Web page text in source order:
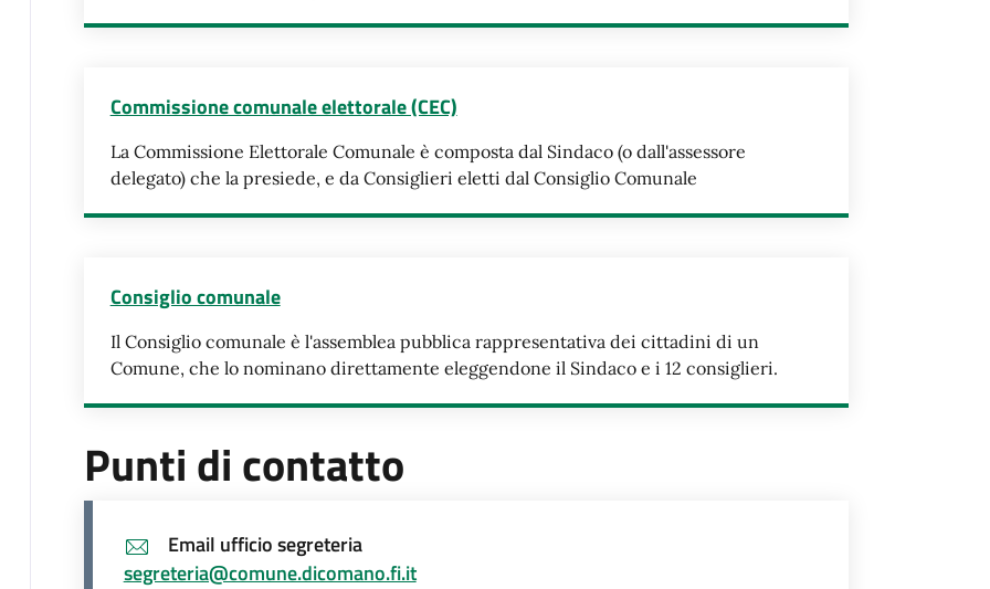
Commissione comunale elettorale (CEC)
La Commissione Elettorale Comunale è composta dal Sindaco (o dall'assessore
delegato) che la presiede, e da Consiglieri eletti dal Consiglio Comunale
Consiglio comunale
Il Consiglio comunale è l'assemblea pubblica rappresentativa dei cittadini di un
Comune, che lo nominano direttamente eleggendone il Sindaco e i 12 consiglieri.
Punti di contatto
Email ufficio segreteria
segreteria@comune.dicomano.fi.it